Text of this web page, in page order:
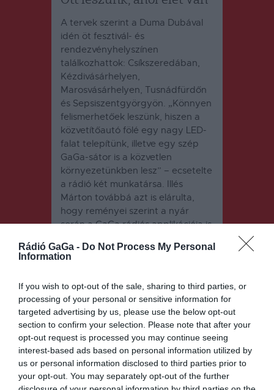
Rádió GaGa - Do Not Process My Personal
Information
If you wish to opt-out of the sale, sharing to third parties, or
processing of your personal or sensitive information for
targeted advertising by us, please use the below opt-out
section to confirm your selection. Please note that after your
opt-out request is processed you may continue seeing
interest-based ads based on personal information utilized by
us or personal information disclosed to third parties prior to
your opt-out. You may separately opt-out of the further
A tervek szerint a Duma Dubával
idén öt fesztivál- és
rendezvényhelyszínen
találkozhattok: Csíkszeredában,
Kézdivásárhelyen,
Marosvásárhelyen, Tusnádfürdőn
és Sepsiszentgyörgyön. „Könnyen
felismerhetőek leszünk, hiszen a
közvetítőautó fölé egy nagy LED-
falat telepítünk, illetve egy szép
GaGa-sátor is a közvetlen
környezetünkben lesz” – ecsetelte
a rádió két munkatársa. Illés
Márton továbbá azt is elárulta,
hogy reményei szerint a nyár
során a GaGa rádiós applikációja is
érdekességet és hasznos funkciót
Támogatókból sem lesz
hiány
A Duma Duba projekt nem
valósulhatna meg lelkes
támogatók nélkül: a fesztiválokon
való kitelepülésnek aranyfokozatú
támogatója a marosvásárhelyi